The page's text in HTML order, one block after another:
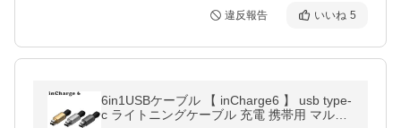
違反報告 いいね 5
6in1USBケーブル 【 inCharge6 】 usb type-
c ライトニングケーブル 充電 携帯用 マルチ